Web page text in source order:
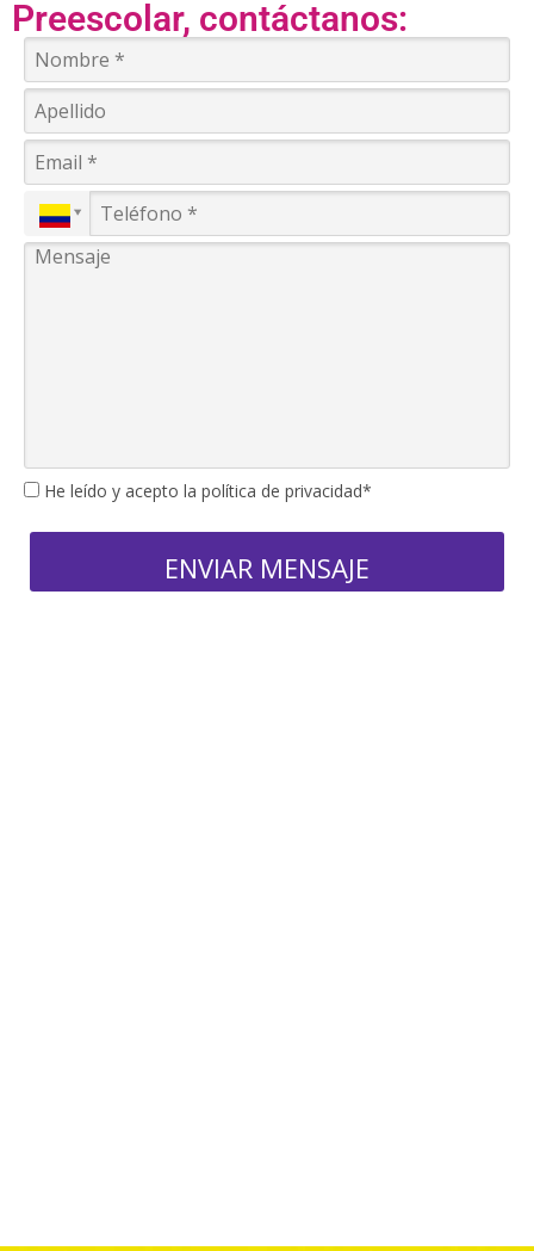
Preescolar, contáctanos:
He leído y acepto la política de privacidad*
ENVIAR MENSAJE